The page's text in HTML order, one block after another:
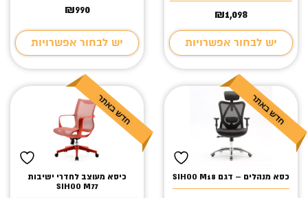
₪1,098
יש לבחור אפשרויות
₪990
יש לבחור אפשרויות
כסא מנהלים – דגם SIHOO M18
כיסא מעוצב לחדרי ישיבות
SIHOO M77